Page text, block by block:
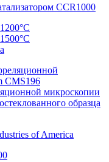
CCR1000
CMS196
микроскопии
образца
of America